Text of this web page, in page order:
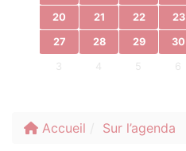
20 21 22 23
27 28 29 30
3 4 5 6
Accueil Sur l’agenda